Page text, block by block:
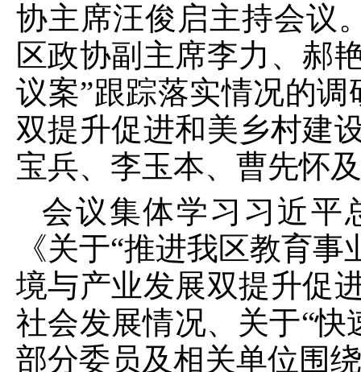
协主席汪俊启主持会议
区政协副主席李力、郝
议案”跟踪落实情况的
双提升促进和美乡村建
宝兵、李玉本、曹先怀
会议集体学习习近平
《关于“推进我区教育
境与产业发展双提升促
社会发展情况、关于“快
部分委员及相关单位围